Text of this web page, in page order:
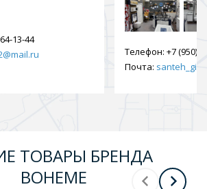
13-44
Телефон: +7 (950)
Почта:
ТОВАРЫ БРЕНДА
BOHEME